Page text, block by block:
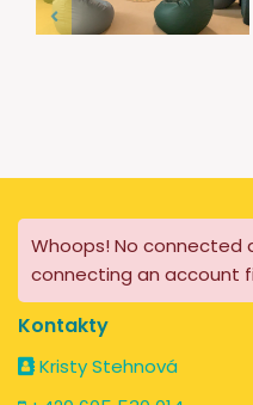
Whoops! No connected
connecting an account
Kontakty
Kristy Stehnová